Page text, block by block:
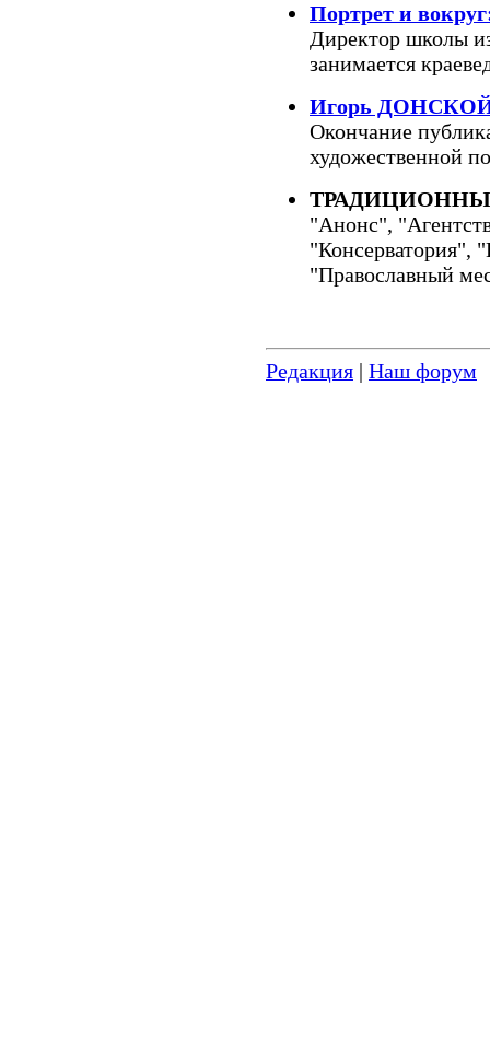
Портрет и
Директор школы
занимается
Игорь
Окончание
художественной
"Анонс",
"Консерватория",
"Православный
Редакция | Наш форум